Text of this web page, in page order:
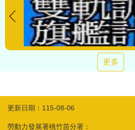
更多
更新日期：115-08-06
勞動力發展署桃竹苗分署：